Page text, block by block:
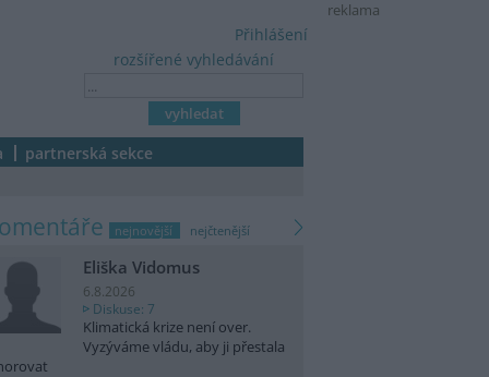
reklama
rozšířené vyhledávání
Přihlášení
partnerská sekce
nejnovější nejčtenější
Eliška Vidomus
6.8.2026
Diskuse: 7
Klimatická krize není over.
Vyzýváme vládu, aby ji přestala